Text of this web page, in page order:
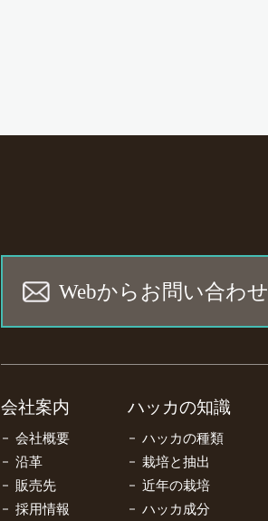
Webからお問い合わせ
会社案内
会社概要
沿革
販売先
採用情報
ハッカの知識
ハッカの種類
栽培と抽出
近年の栽培
ハッカ成分